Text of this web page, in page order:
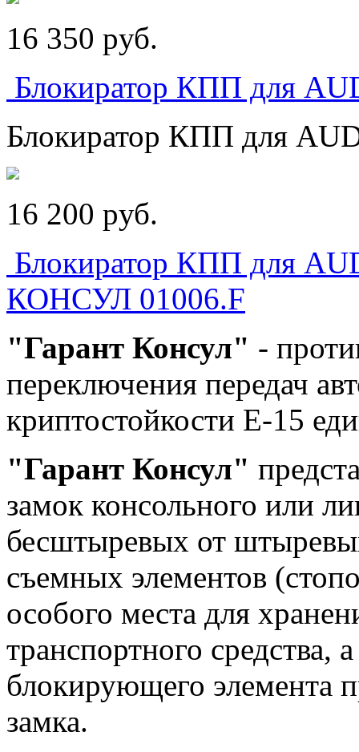
16 350 pуб.
Блокиратор КПП для
Блокиратор КПП для
16 200 pуб.
Блокиратор КПП для
КОНСУЛ 01006.F
"Гарант Консул" -
переключения передач
криптостойкости Е-15
"Гарант Консул"
замок консольного или
бесштыревых от
съемных элементов
особого места для
транспортного средства,
блокирующего элемента
замка.